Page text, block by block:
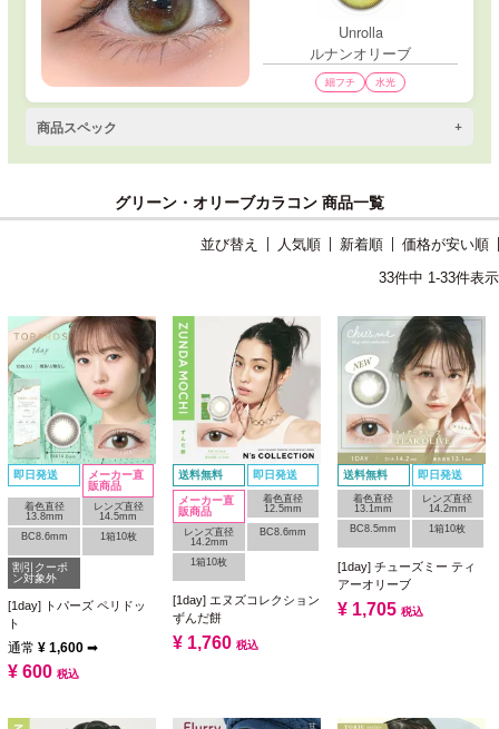
Unrolla
ルナンオリーブ
細フチ 水光
商品スペック
グリーン・オリーブカラコン 商品一覧
並び替え 人気順 新着順
価格が安い順
33件中 1-33件表示
即日発送
メーカー直
販商品
着色直径
13.8mm
レンズ直径
14.5mm
BC8.6mm
1箱10枚
割引クーポ
ン対象外
[1day] トパーズ ペリドッ
ト
通常 ¥ 1,600 ➡
¥ 600 税込
送料無料 即日発送
メーカー直
販商品
着色直径
12.5mm
レンズ直径
14.2mm
BC8.6mm
1箱10枚
[1day] エヌズコレクション
ずんだ餅
¥ 1,760 税込
送料無料 即日発送
着色直径
13.1mm
レンズ直径
14.2mm
BC8.5mm
1箱10枚
[1day] チューズミー ティ
アーオリーブ
¥ 1,705 税込